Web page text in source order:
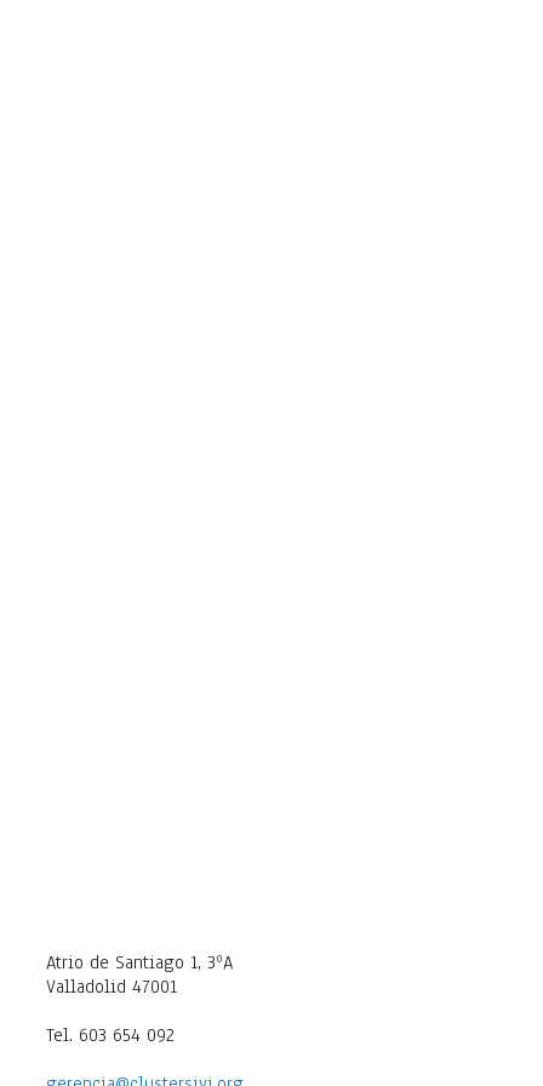
Atrio de Santiago 1, 3ºA
Valladolid 47001
Tel. 603 654 092